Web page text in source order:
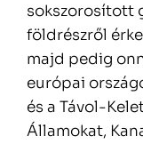
sokszorosított
földrészről
majd pedig
európai
és a Távol-
Államokat,